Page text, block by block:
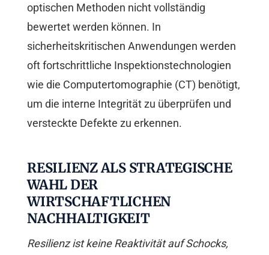
optischen Methoden nicht vollständig
bewertet werden können. In
sicherheitskritischen Anwendungen werden
oft fortschrittliche Inspektionstechnologien
wie die Computertomographie (CT) benötigt,
um die interne Integrität zu überprüfen und
versteckte Defekte zu erkennen.
RESILIENZ ALS STRATEGISCHE
WAHL DER
WIRTSCHAFTLICHEN
NACHHALTIGKEIT
Resilienz ist keine Reaktivität auf Schocks,